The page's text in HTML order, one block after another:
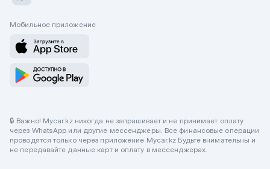
Мобильное приложение
🔒 Важно! Mycar.kz никогда не запрашивает и не принимает оплату
через WhatsApp или другие мессенджеры. Все финансовые операции
проводятся только через приложение Mycar.kz Будьте внимательны и
не передавайте данные карт и оплату в мессенджерах.